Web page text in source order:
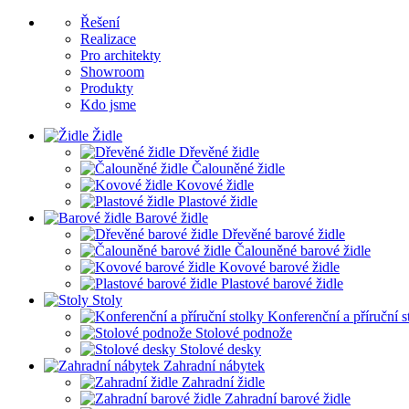
Řešení
Realizace
Pro architekty
Showroom
Produkty
Kdo jsme
Židle
Dřevěné židle
Čalouněné židle
Kovové židle
Plastové židle
Barové židle
Dřevěné barové židle
Čalouněné barové židle
Kovové barové židle
Plastové barové židle
Stoly
Konferenční a příruční
Stolové podnože
Stolové desky
Zahradní nábytek
Zahradní židle
Zahradní barové židle